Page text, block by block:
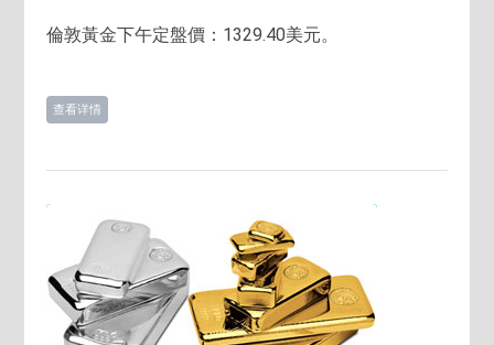
倫敦黃金下午定盤價：1329.40美元。
查看详情